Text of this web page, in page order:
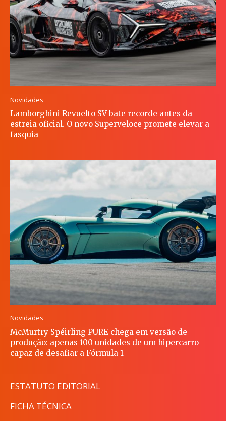
Novidades
Lamborghini Revuelto SV bate recorde antes da
estreia oficial. O novo Superveloce promete elevar a
fasquia
Novidades
McMurtry Spéirling PURE chega em versão de
produção: apenas 100 unidades de um hipercarro
capaz de desafiar a Fórmula 1
ESTATUTO EDITORIAL
FICHA TÉCNICA